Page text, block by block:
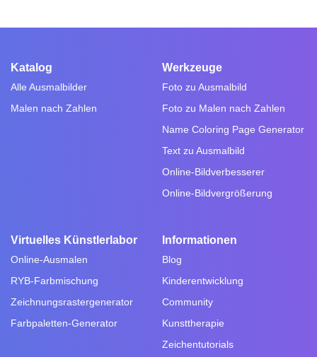
Katalog
Alle Ausmalbilder
Malen nach Zahlen
Werkzeuge
Foto zu Ausmalbild
Foto zu Malen nach Zahlen
Name Coloring Page Generator
Text zu Ausmalbild
Online-Bildverbesserer
Online-Bildvergrößerung
Virtuelles Künstlerlabor
Online-Ausmalen
RYB-Farbmischung
Zeichnungsrastergenerator
Farbpaletten-Generator
Informationen
Blog
Kinderentwicklung
Community
Kunsttherapie
Zeichentutorials